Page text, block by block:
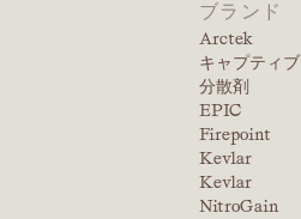
ブランド
Arctek
キャプティブ
分散剤
EPIC
Firepoint
Kevlar
Kevlar
NitroGain